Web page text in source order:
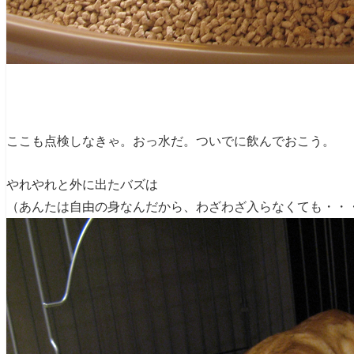
ここも点検しなきゃ。おっ水だ。ついでに飲んでおこう。
やれやれと外に出たバズは
（あんたは自由の身なんだから、わざわざ入らなくても・・